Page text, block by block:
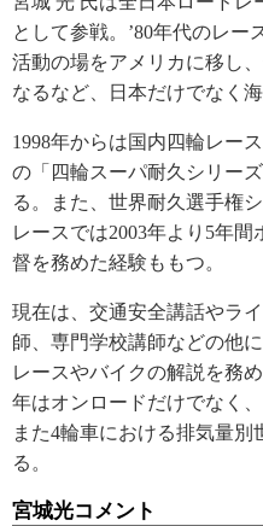
として参戦。’80年代のレー
活動の場をアメリカに移し
なるなど、日本だけでなく海
1998年からは国内四輪レー
の「四輪スーパ耐久シリー
る。また、世界耐久選手権
レースでは2003年より5年
督を務めた経験ももつ。
現在は、交通安全講話やラ
師、専門学校講師などの他
レースやバイクの解説を務
年はオンロードだけでなく
また4輪車における排気量
る。
宮城光コメント